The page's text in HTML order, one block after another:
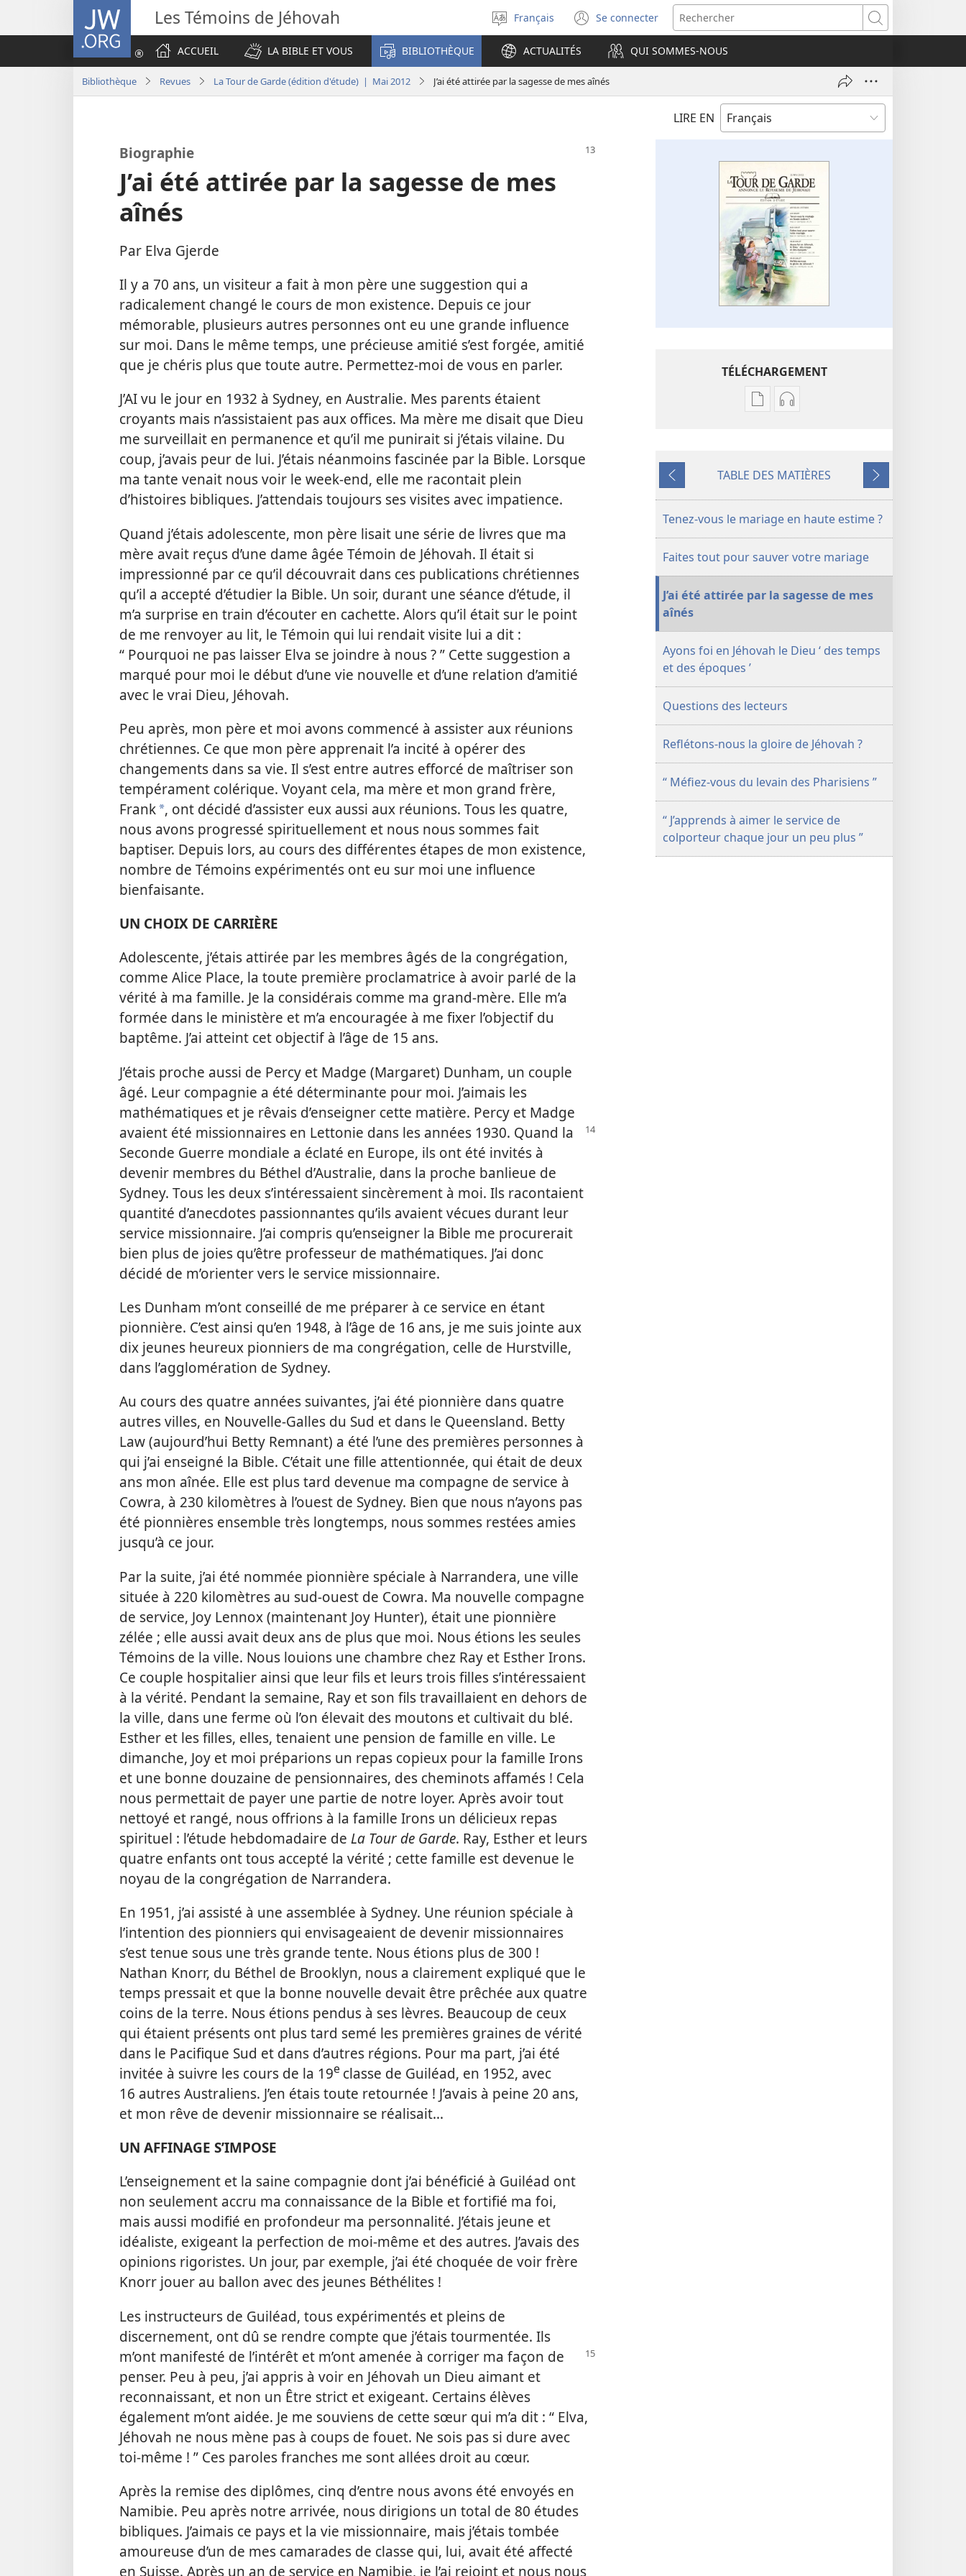
JW.ORG Les Témoins de Jéhovah
Sélectionner
la
langue
Français Se connecter
(ouvre
une
nouvelle
fenêtre)
Rechercher
ACCUEIL
LA BIBLE ET VOUS BIBLIOTHÈQUE ACTUALITÉS QUI SOMMES-NOUS
Bibliothèque Revues La Tour de Garde (édition d'étude) | Mai 2012 J’ai été attirée par la sagesse de mes aînés
LIRE EN
Biographie
J’ai été attirée par la sagesse de mes
aînés
Par Elva Gjerde
Il y a 70 ans, un visiteur a fait à mon père une suggestion qui a
radicalement changé le cours de mon existence. Depuis ce jour
mémorable, plusieurs autres personnes ont eu une grande influence
sur moi. Dans le même temps, une précieuse amitié s’est forgée, amitié
que je chéris plus que toute autre. Permettez-​moi de vous en parler.
J’AI vu le jour en 1932 à Sydney, en Australie. Mes parents étaient
croyants mais n’assistaient pas aux offices. Ma mère me disait que Dieu
me surveillait en permanence et qu’il me punirait si j’étais vilaine. Du
coup, j’avais peur de lui. J’étais néanmoins fascinée par la Bible. Lorsque
ma tante venait nous voir le week-end, elle me racontait plein
d’histoires bibliques. J’attendais toujours ses visites avec impatience.
Quand j’étais adolescente, mon père lisait une série de livres que ma
mère avait reçus d’une dame âgée Témoin de Jéhovah. Il était si
impressionné par ce qu’il découvrait dans ces publications chrétiennes
qu’il a accepté d’étudier la Bible. Un soir, durant une séance d’étude, il
m’a surprise en train d’écouter en cachette. Alors qu’il était sur le point
de me renvoyer au lit, le Témoin qui lui rendait visite lui a dit :
“ Pourquoi ne pas laisser Elva se joindre à nous ? ” Cette suggestion a
marqué pour moi le début d’une vie nouvelle et d’une relation d’amitié
avec le vrai Dieu, Jéhovah.
Peu après, mon père et moi avons commencé à assister aux réunions
chrétiennes. Ce que mon père apprenait l’a incité à opérer des
changements dans sa vie. Il s’est entre autres efforcé de maîtriser son
tempérament colérique. Voyant cela, ma mère et mon grand frère,
Frank*, ont décidé d’assister eux aussi aux réunions. Tous les quatre,
nous avons progressé spirituellement et nous nous sommes fait
baptiser. Depuis lors, au cours des différentes étapes de mon existence,
nombre de Témoins expérimentés ont eu sur moi une influence
bienfaisante.
UN CHOIX DE CARRIÈRE
Adolescente, j’étais attirée par les membres âgés de la congrégation,
comme Alice Place, la toute première proclamatrice à avoir parlé de la
vérité à ma famille. Je la considérais comme ma grand-mère. Elle m’a
formée dans le ministère et m’a encouragée à me fixer l’objectif du
baptême. J’ai atteint cet objectif à l’âge de 15 ans.
J’étais proche aussi de Percy et Madge (Margaret) Dunham, un couple
âgé. Leur compagnie a été déterminante pour moi. J’aimais les
mathématiques et je rêvais d’enseigner cette matière. Percy et Madge
avaient été missionnaires en Lettonie dans les années 1930. Quand la
Seconde Guerre mondiale a éclaté en Europe, ils ont été invités à
devenir membres du Béthel d’Australie, dans la proche banlieue de
Sydney. Tous les deux s’intéressaient sincèrement à moi. Ils racontaient
quantité d’anecdotes passionnantes qu’ils avaient vécues durant leur
service missionnaire. J’ai compris qu’enseigner la Bible me procurerait
bien plus de joies qu’être professeur de mathématiques. J’ai donc
décidé de m’orienter vers le service missionnaire.
Les Dunham m’ont conseillé de me préparer à ce service en étant
pionnière. C’est ainsi qu’en 1948, à l’âge de 16 ans, je me suis jointe aux
dix jeunes heureux pionniers de ma congrégation, celle de Hurstville,
dans l’agglomération de Sydney.
Au cours des quatre années suivantes, j’ai été pionnière dans quatre
autres villes, en Nouvelle-Galles du Sud et dans le Queensland. Betty
Law (aujourd’hui Betty Remnant) a été l’une des premières personnes à
qui j’ai enseigné la Bible. C’était une fille attentionnée, qui était de deux
ans mon aînée. Elle est plus tard devenue ma compagne de service à
Cowra, à 230 kilomètres à l’ouest de Sydney. Bien que nous n’ayons pas
été pionnières ensemble très longtemps, nous sommes restées amies
jusqu’à ce jour.
Par la suite, j’ai été nommée pionnière spéciale à Narrandera, une ville
située à 220 kilomètres au sud-ouest de Cowra. Ma nouvelle compagne
de service, Joy Lennox (maintenant Joy Hunter), était une pionnière
zélée ; elle aussi avait deux ans de plus que moi. Nous étions les seules
Témoins de la ville. Nous louions une chambre chez Ray et Esther Irons.
Ce couple hospitalier ainsi que leur fils et leurs trois filles s’intéressaient
à la vérité. Pendant la semaine, Ray et son fils travaillaient en dehors de
la ville, dans une ferme où l’on élevait des moutons et cultivait du blé.
Esther et les filles, elles, tenaient une pension de famille en ville. Le
dimanche, Joy et moi préparions un repas copieux pour la famille Irons
et une bonne douzaine de pensionnaires, des cheminots affamés ! Cela
nous permettait de payer une partie de notre loyer. Après avoir tout
nettoyé et rangé, nous offrions à la famille Irons un délicieux repas
spirituel : l’étude hebdomadaire de La Tour de Garde. Ray, Esther et leurs
quatre enfants ont tous accepté la vérité ; cette famille est devenue le
noyau de la congrégation de Narrandera.
En 1951, j’ai assisté à une assemblée à Sydney. Une réunion spéciale à
l’intention des pionniers qui envisageaient de devenir missionnaires
s’est tenue sous une très grande tente. Nous étions plus de 300 !
Nathan Knorr, du Béthel de Brooklyn, nous a clairement expliqué que le
temps pressait et que la bonne nouvelle devait être prêchée aux quatre
coins de la terre. Nous étions pendus à ses lèvres. Beaucoup de ceux
qui étaient présents ont plus tard semé les premières graines de vérité
dans le Pacifique Sud et dans d’autres régions. Pour ma part, j’ai été
invitée à suivre les cours de la 19e classe de Guiléad, en 1952, avec
16 autres Australiens. J’en étais toute retournée ! J’avais à peine 20 ans,
et mon rêve de devenir missionnaire se réalisait...
UN AFFINAGE S’IMPOSE
L’enseignement et la saine compagnie dont j’ai bénéficié à Guiléad ont
non seulement accru ma connaissance de la Bible et fortifié ma foi,
mais aussi modifié en profondeur ma personnalité. J’étais jeune et
idéaliste, exigeant la perfection de moi-​même et des autres. J’avais des
opinions rigoristes. Un jour, par exemple, j’ai été choquée de voir frère
Knorr jouer au ballon avec des jeunes Béthélites !
Les instructeurs de Guiléad, tous expérimentés et pleins de
discernement, ont dû se rendre compte que j’étais tourmentée. Ils
m’ont manifesté de l’intérêt et m’ont amenée à corriger ma façon de
penser. Peu à peu, j’ai appris à voir en Jéhovah un Dieu aimant et
reconnaissant, et non un Être strict et exigeant. Certains élèves
également m’ont aidée. Je me souviens de cette sœur qui m’a dit : “ Elva,
Jéhovah ne nous mène pas à coups de fouet. Ne sois pas si dure avec
toi-​même ! ” Ces paroles franches me sont allées droit au cœur.
Après la remise des diplômes, cinq d’entre nous avons été envoyés en
Namibie. Peu après notre arrivée, nous dirigions un total de 80 études
bibliques. J’aimais ce pays et la vie missionnaire, mais j’étais tombée
amoureuse d’un de mes camarades de classe qui, lui, avait été affecté
en Suisse. Après un an de service en Namibie, je l’ai rejoint et nous nous
TÉLÉCHARGEMENT
Options
publications
LA
TOUR
GARDE
(ÉDITION
D’ÉTUDE)
2012
Options
enregistrements
TOUR
GARDE
(ÉDITION
D’ÉTUDE)
2012
Précédent
TABLE DES MATIÈRES
Suivant
Tenez-vous le mariage en haute estime ?
Faites tout pour sauver votre mariage
J’ai été attirée par la sagesse de mes
aînés
Ayons foi en Jéhovah le Dieu ‘ des temps
et des époques ’
Questions des lecteurs
Reflétons-nous la gloire de Jéhovah ?
“ Méfiez-vous du levain des Pharisiens ”
“ J’apprends à aimer le service de
colporteur chaque jour un peu plus ”